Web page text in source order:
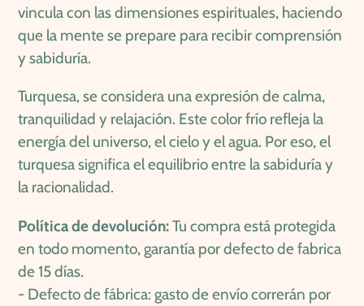
vincula con las dimensiones espirituales, haciendo
que la mente se prepare para recibir comprensión
y sabiduría.
Turquesa, se considera una expresión de calma,
tranquilidad y relajación. Este color frío refleja la
energía del universo, el cielo y el agua. Por eso, el
turquesa significa el equilibrio entre la sabiduría y
la racionalidad.
Política de devolución:Tu compra está protegida
en todo momento, garantía por defecto de fabrica
de 15 días.
- Defecto de fábrica: gasto de envío correrán por